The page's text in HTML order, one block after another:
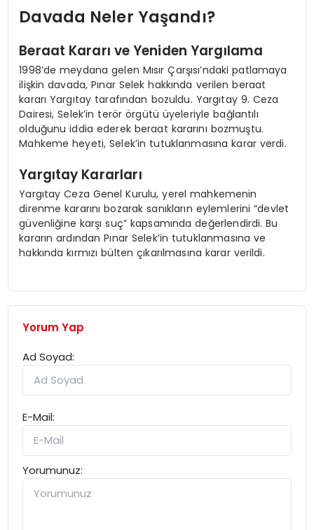
Davada Neler Yaşandı?
Beraat Kararı ve Yeniden Yargılama
1998’de meydana gelen Mısır Çarşısı’ndaki patlamaya
ilişkin davada, Pınar Selek hakkında verilen beraat
kararı Yargıtay tarafından bozuldu. Yargıtay 9. Ceza
Dairesi, Selek’in terör örgütü üyeleriyle bağlantılı
olduğunu iddia ederek beraat kararını bozmuştu.
Mahkeme heyeti, Selek’in tutuklanmasına karar verdi.
Yargıtay Kararları
Yargıtay Ceza Genel Kurulu, yerel mahkemenin
direnme kararını bozarak sanıkların eylemlerini “devlet
güvenliğine karşı suç” kapsamında değerlendirdi. Bu
kararın ardından Pınar Selek’in tutuklanmasına ve
hakkında kırmızı bülten çıkarılmasına karar verildi.
Yorum Yap
Ad Soyad:
E-Mail:
Yorumunuz: